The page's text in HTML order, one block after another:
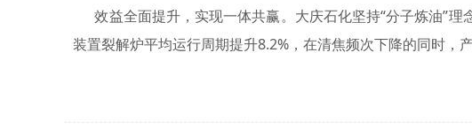
效益全面提升，实现一体共赢。大庆石化坚持“分子炼油”理
装置裂解炉平均运行周期提升8.2%，在清焦频次下降的同时，